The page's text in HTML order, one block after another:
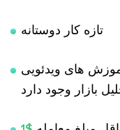
تازه کار دوستانه
های ویدئویی
بازار وجود دارد